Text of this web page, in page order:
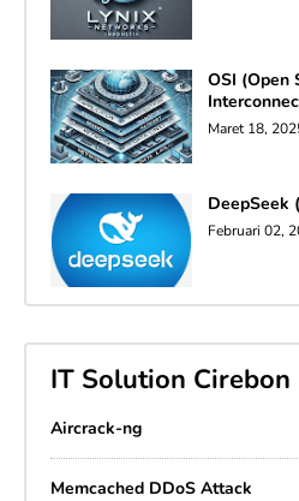
OSI (Open
Maret 18,
DeepSeek
Februari 02,
IT Solution Cirebon
Aircrack-ng
Memcached DDoS Attack